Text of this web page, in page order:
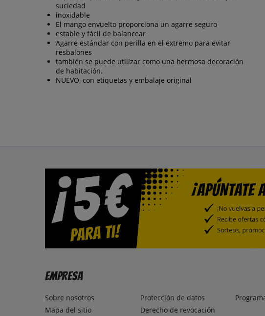
suciedad
inoxidable
El mango envuelto proporciona un agarre seguro
estable y fácil de balancear
Agarre estándar con perilla en el extremo para evitar
resbalones
también se puede utilizar como una hermosa decoración
de habitación.
NUEVO, con etiquetas y embalaje original
Empresa
Sobre nosotros
Mapa del sitio
Protección de datos
Derecho de revocación